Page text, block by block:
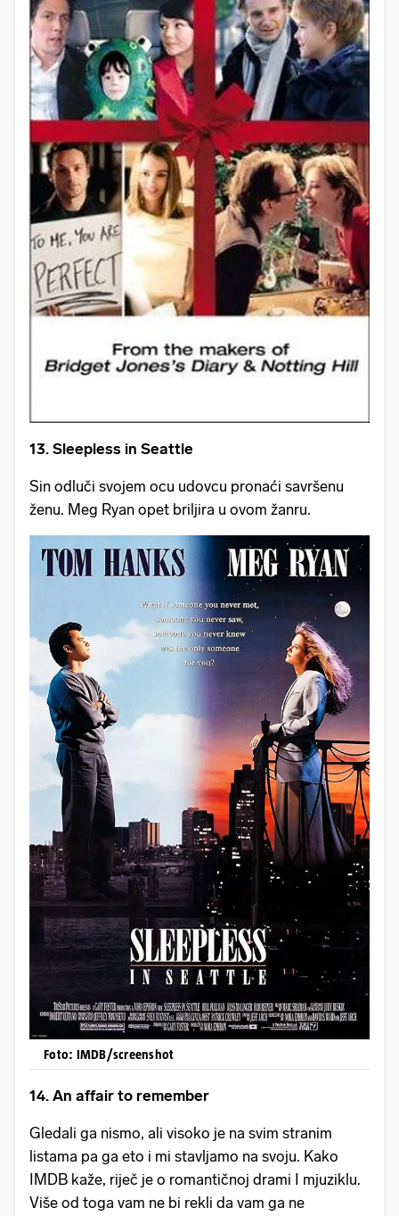
13. Sleepless in Seattle
Sin odluči svojem ocu udovcu pronaći savršenu
ženu. Meg Ryan opet briljira u ovom žanru.
Foto: IMDB/screenshot
14. An affair to remember
Gledali ga nismo, ali visoko je na svim stranim
listama pa ga eto i mi stavljamo na svoju. Kako
IMDB kaže, riječ je o romantičnoj drami I mjuziklu.
Više od toga vam ne bi rekli da vam ga ne